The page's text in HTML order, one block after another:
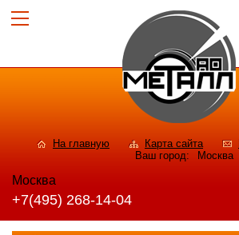
На главную Карта сайта
Ваш город:
Москва
Москва
+7(495) 268-14-04